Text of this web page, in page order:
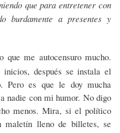
que para entretener con
burdamente a presentes y
que me autocensuro mucho.
después se instala el
Pero es que le doy mucha
nadie con mi humor. No digo
menos. Mira, si el político
maletín lleno de billetes, se